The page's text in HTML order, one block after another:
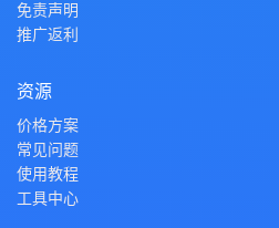
免责声明
推广返利
资源
价格方案
常见问题
使用教程
工具中心